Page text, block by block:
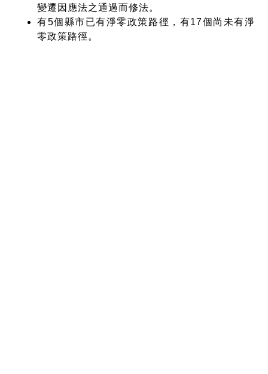
變遷因應法之通過而修法。
有5個縣市已有淨零政策路徑，有17個尚未有淨
零政策路徑。